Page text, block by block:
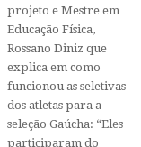
projeto e Mestre em
Educação Física,
Rossano Diniz que
explica em como
funcionou as seletivas
dos atletas para a
seleção Gaúcha: “Eles
participaram do